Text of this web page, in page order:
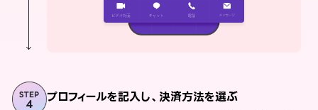
プロフィールを記入し、決済方法を選ぶ